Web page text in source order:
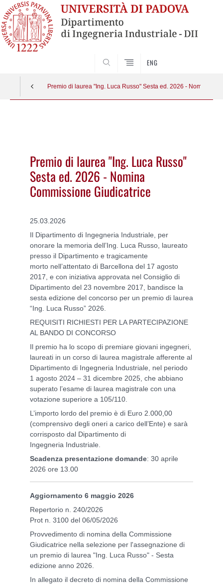
ENG
Premio di laurea "Ing. Luca Russo" Sesta ed. 2026 - Nomina
Premio di laurea "Ing. Luca Russo"
Sesta ed. 2026 - Nomina
Commissione Giudicatrice
25.03.2026
Il Dipartimento di Ingegneria Industriale, per
onorare la memoria dell’Ing. Luca Russo, laureato
presso il Dipartimento e tragicamente
morto nell’attentato di Barcellona del 17 agosto
2017, e con iniziativa approvata nel Consiglio di
Dipartimento del 23 novembre 2017, bandisce la
sesta edizione del concorso per un premio di laurea
“Ing. Luca Russo” 2026.
REQUISITI RICHIESTI PER LA PARTECIPAZIONE
AL BANDO DI CONCORSO
Il premio ha lo scopo di premiare giovani ingegneri,
laureati in un corso di laurea magistrale afferente al
Dipartimento di Ingegneria Industriale, nel periodo
1 agosto 2024 – 31 dicembre 2025, che abbiano
superato l’esame di laurea magistrale con una
votazione superiore a 105/110.
L’importo lordo del premio è di Euro 2.000,00
(comprensivo degli oneri a carico dell’Ente) e sarà
corrisposto dal Dipartimento di
Ingegneria Industriale.
Scadenza presentazione domande: 30 aprile
2026 ore 13.00
Aggiornamento 6 maggio 2026
Repertorio n. 240/2026
Prot n. 3100 del 06/05/2026
Provvedimento di nomina della Commissione
Giudicatrice nella selezione per l'assegnazione di
un premio di laurea "Ing. Luca Russo" - Sesta
edizione anno 2026.
In allegato il decreto di nomina della Commissione